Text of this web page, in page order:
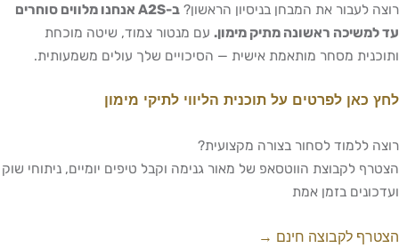
רוצה לעבור את המבחן בניסיון הראשון?
ב-A2S אנחנו מלווים סוחרים
עד למשיכה ראשונה מתיק מימון. עם מנטור צמוד, שיטה מוכחת
ותוכנית מסחר מותאמת אישית — הסיכויים שלך עולים משמעותית.
לחץ כאן לפרטים על תוכנית הליווי לתיקי מימון
רוצה ללמוד לסחור בצורה מקצועית?
הצטרף לקבוצת הווטסאפ של מאור גנימה וקבל טיפים יומיים, ניתוחי שוק
ועדכונים בזמן אמת
הצטרף לקבוצה חינם →